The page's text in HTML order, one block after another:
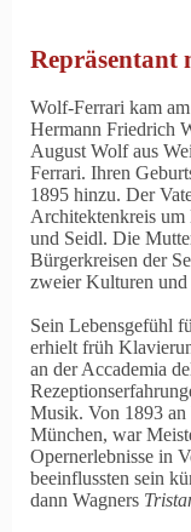
Wolf-Ferrari kam
Hermann Friedrich
August Wolf aus
Ferrari. Ihren
1895 hinzu. Der
Architektenkreis um
und Seidl. Die
Bürgerkreisen der
zweier Kulturen und
Sein Lebensgefühl
erhielt früh
an der Accademia
Musik. Von 1893 an
München, war
Opernerlebnisse in
beeinflussten sein
dann Wagners